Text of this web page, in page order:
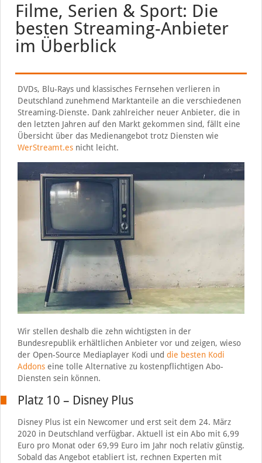
Filme, Serien & Sport: Die
besten Streaming-Anbieter
im Überblick
DVDs, Blu-Rays und klassisches Fernsehen verlieren in
Deutschland zunehmend Marktanteile an die verschiedenen
Streaming-Dienste. Dank zahlreicher neuer Anbieter, die in
den letzten Jahren auf den Markt gekommen sind, fällt eine
Übersicht über das Medienangebot trotz Diensten wie
WerStreamt.esnicht leicht.
Wir stellen deshalb die zehn wichtigsten in der
Bundesrepublik erhältlichen Anbieter vor und zeigen, wieso
der Open-Source Mediaplayer Kodi und die besten Kodi
Addonseine tolle Alternative zu kostenpflichtigen Abo-
Diensten sein können.
Platz 10 – Disney Plus
Disney Plus ist ein Newcomer und erst seit dem 24. März
2020 in Deutschland verfügbar. Aktuell ist ein Abo mit 6,99
Euro pro Monat oder 69,99 Euro im Jahr noch relativ günstig.
Sobald das Angebot etabliert ist, rechnen Experten mit